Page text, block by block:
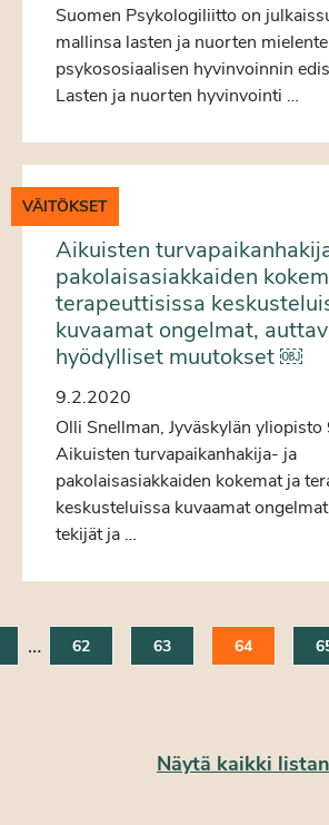
Suomen Psykologiliitto on
mallinsa lasten ja nuorten
psykososiaalisen hyvinvoinnin
Lasten ja nuorten hyvinvointi …
VÄITÖKSET
Aikuisten
pakolaisasiakkaiden
terapeuttisissa
kuvaamat ongelmat,
hyödylliset muutokset ￼
9.2.2020
Olli Snellman, Jyväskylän
Aikuisten turvapaikanhakija- ja
pakolaisasiakkaiden kokemat ja
keskusteluissa kuvaamat
tekijät ja …
… 62 63 64
Näytä kaikki